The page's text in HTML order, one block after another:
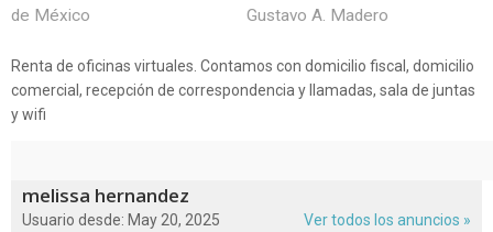
de México
Gustavo A. Madero
Renta de oficinas virtuales. Contamos con domicilio fiscal, domicilio
comercial, recepción de correspondencia y llamadas, sala de juntas
y wifi
melissa hernandez
Usuario desde: May 20, 2025 Ver todos los anuncios »